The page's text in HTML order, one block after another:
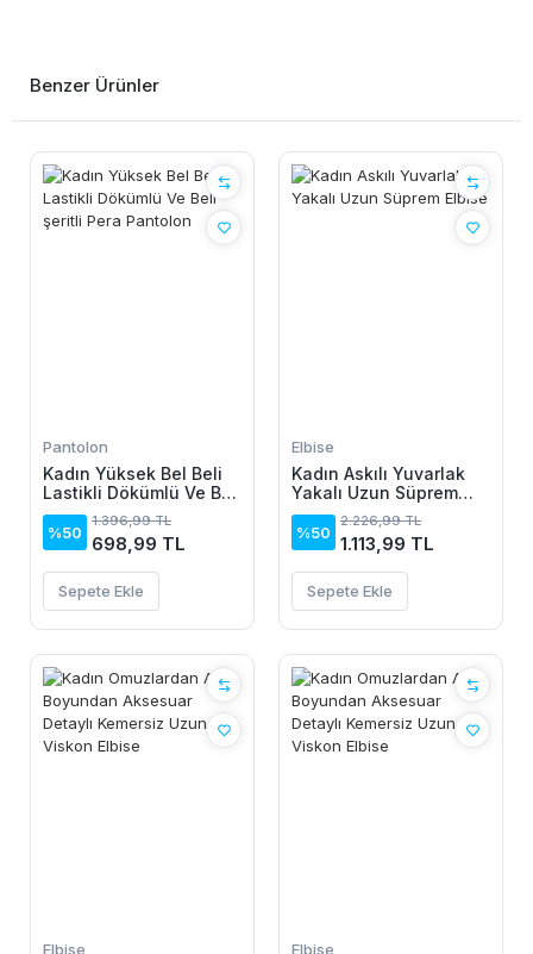
Benzer Ürünler
Pantolon
Kadın Yüksek Bel Beli
Lastikli Dökümlü Ve Beli
şeritli Pera Pantolon
%50
1.396,99 TL
698,99 TL
Sepete Ekle
Elbise
Kadın Askılı Yuvarlak
Yakalı Uzun Süprem
Elbise
%50
2.226,99 TL
1.113,99 TL
Sepete Ekle
Elbise Elbise